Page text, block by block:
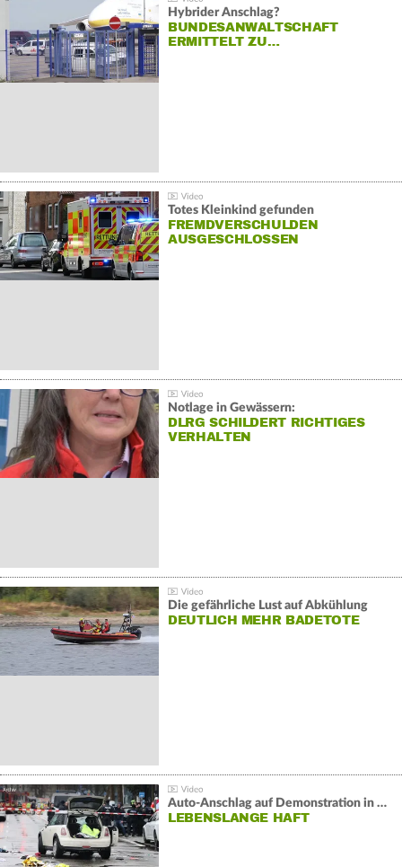
Hybrider Anschlag?
BUNDESANWALTSCHAFT
ERMITTELT ZU…
Totes Kleinkind gefunden
FREMDVERSCHULDEN
AUSGESCHLOSSEN
Notlage in Gewässern:
DLRG SCHILDERT RICHTIGES
VERHALTEN
Die gefährliche Lust auf Abkühlung
DEUTLICH MEHR BADETOTE
Auto-Anschlag auf Demonstration in München:
LEBENSLANGE HAFT